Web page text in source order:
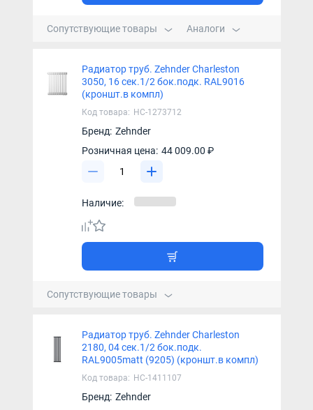
Сопутствующие товары Аналоги
Радиатор труб. Zehnder Charleston
3050, 16 сек.1/2 бок.подк. RAL9016
(кроншт.в компл)
Код товара: НС-1273712
Бренд: Zehnder
Розничная цена: 44 009.00 ₽
Наличие:
Сопутствующие товары
Радиатор труб. Zehnder Charleston
2180, 04 сек.1/2 бок.подк.
RAL9005matt (9205) (кроншт.в компл)
Код товара: НС-1411107
Бренд: Zehnder